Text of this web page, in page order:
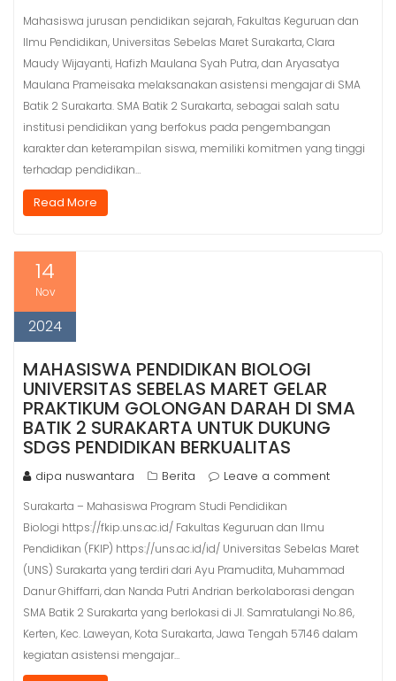
Mahasiswa jurusan pendidikan sejarah, Fakultas Keguruan dan
Ilmu Pendidikan, Universitas Sebelas Maret Surakarta, Clara
Maudy Wijayanti, Hafizh Maulana Syah Putra, dan Aryasatya
Maulana Prameisaka melaksanakan asistensi mengajar di SMA
Batik 2 Surakarta. SMA Batik 2 Surakarta, sebagai salah satu
institusi pendidikan yang berfokus pada pengembangan
karakter dan keterampilan siswa, memiliki komitmen yang tinggi
terhadap pendidikan…
Read More
14
Nov
2024
MAHASISWA PENDIDIKAN BIOLOGI
UNIVERSITAS SEBELAS MARET GELAR
PRAKTIKUM GOLONGAN DARAH DI SMA
BATIK 2 SURAKARTA UNTUK DUKUNG
SDGS PENDIDIKAN BERKUALITAS
dipa nuswantara Berita Leave a comment
Surakarta – Mahasiswa Program Studi Pendidikan
Biologi https://fkip.uns.ac.id/ Fakultas Keguruan dan Ilmu
Pendidikan (FKIP) https://uns.ac.id/id/ Universitas Sebelas Maret
(UNS) Surakarta yang terdiri dari Ayu Pramudita, Muhammad
Danur Ghiffarri, dan Nanda Putri Andrian berkolaborasi dengan
SMA Batik 2 Surakarta yang berlokasi di Jl. Samratulangi No.86,
Kerten, Kec. Laweyan, Kota Surakarta, Jawa Tengah 57146 dalam
kegiatan asistensi mengajar…